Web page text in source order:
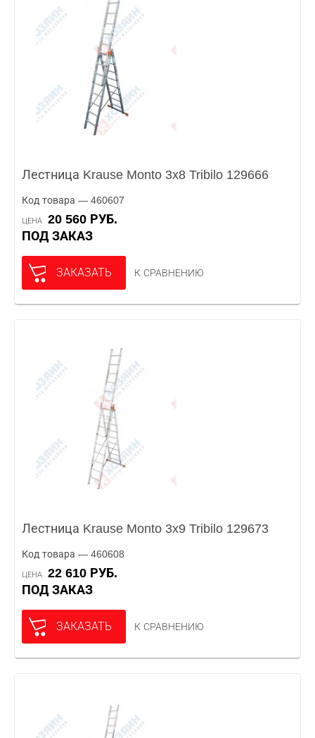
Лестница Krause Monto 3x8 Tribilo 129666
Код товара — 460607
ЦЕНА
20 560 РУБ.
ПОД ЗАКАЗ
ЗАКАЗАТЬ К СРАВНЕНИЮ
Лестница Krause Monto 3x9 Tribilo 129673
Код товара — 460608
ЦЕНА
22 610 РУБ.
ПОД ЗАКАЗ
ЗАКАЗАТЬ К СРАВНЕНИЮ